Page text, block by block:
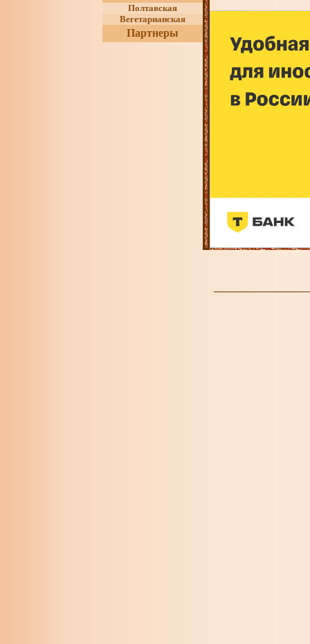
Полтавская
Вегетарианская
Партнеры